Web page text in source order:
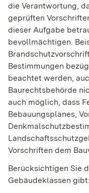
die Verantwortung,
geprüften
dieser Aufgabe
bevollmächtigen.
Bestimmungen
beachtet werden,
Baurechtsbehörde
auch möglich, dass
Bebauungsplanes,
Vorschriften dem
Berücksichtigen Sie
Gebäudeklassen gibt: